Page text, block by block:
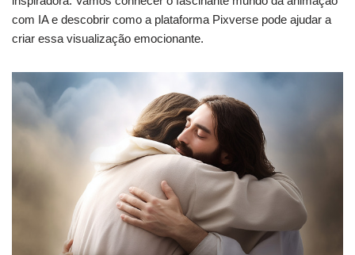
com IA e descobrir como a plataforma Pixverse pode ajudar a
criar essa visualização emocionante.